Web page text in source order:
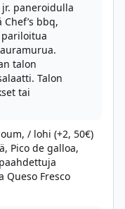
jr. paneroidulla
bbq,
talon
Talon
tai
/ lohi (+2, 50€)
Pico de galloa,
Queso Fresco